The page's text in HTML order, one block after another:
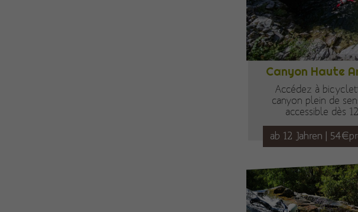
Canyon Haute
Accédez à
canyon plein de
accessible dès
ab 12 Jahren |